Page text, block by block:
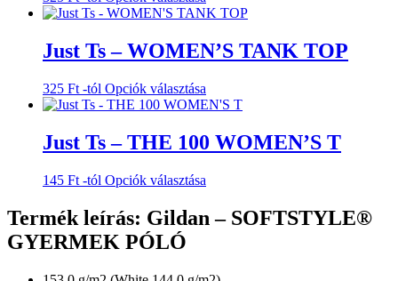
változatok
termékoldalon
választhatók
a
több
variációja
A
változatok
termékoldalon
választhatók
Just Ts – WOMEN’S TANK TOP
325 Ft -tól Opciók választása
a
több
variációja
A
a
Just Ts – THE 100 WOMEN’S T
145 Ft -tól Opciók választása
terméknek
több
A
Termék leírás: Gildan – SOFTSTYLE®
GYERMEK PÓLÓ